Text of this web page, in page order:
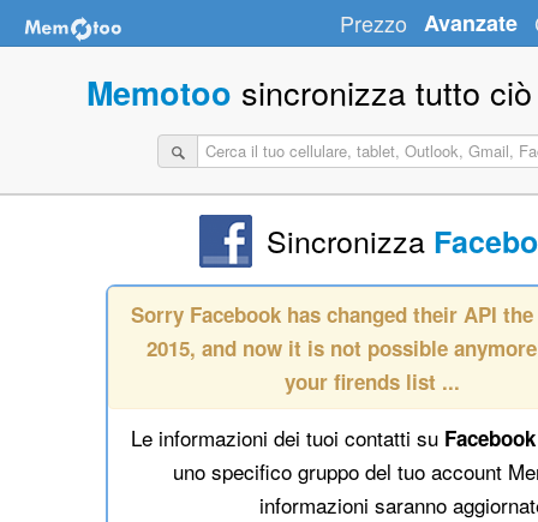
Prezzo Avanzate
Memotoo sincronizza tutto
Sincronizza
Sorry Facebook has changed their API
2015, and now it is not possible
your firends list ...
Le informazioni dei tuoi contatti su Facebook
uno specifico gruppo del tuo account
informazioni saranno